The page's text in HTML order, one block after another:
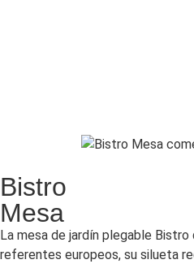
Bistro
Mesa
La mesa de jardín plegable Bistro
referentes europeos, su silueta